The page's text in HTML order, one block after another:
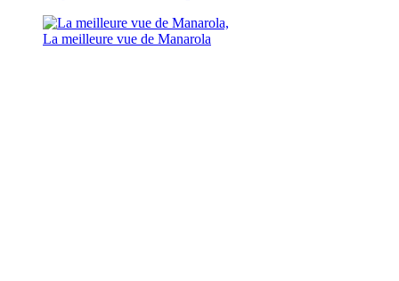
La meilleure vue de Manarola